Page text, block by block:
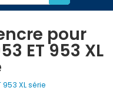
pour
ET 953 XL
953 XL série